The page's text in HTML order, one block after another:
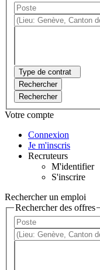
Type de contrat
Rechercher
Rechercher
Votre compte
Connexion
Je m'inscris
Recruteurs
M'identifier
S'inscrire
Rechercher un emploi
Rechercher des offres